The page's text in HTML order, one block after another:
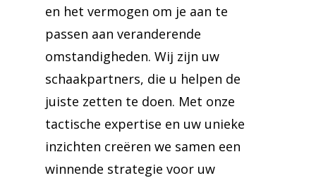
en het vermogen om je aan te
passen aan veranderende
omstandigheden. Wij zijn uw
schaakpartners, die u helpen de
juiste zetten te doen. Met onze
tactische expertise en uw unieke
inzichten creëren we samen een
winnende strategie voor uw